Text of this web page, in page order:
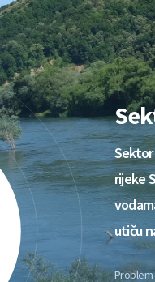
rijeke
utiču
Problem